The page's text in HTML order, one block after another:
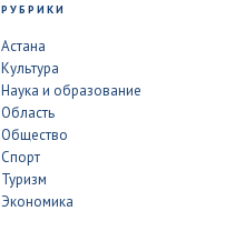
РУБРИКИ
Астана
Культура
Наука и образование
Область
Общество
Спорт
Туризм
Экономика